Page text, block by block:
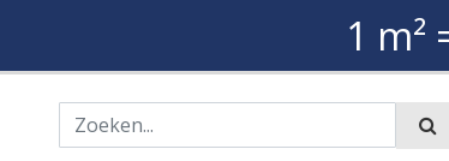
1 m²
Zoeken